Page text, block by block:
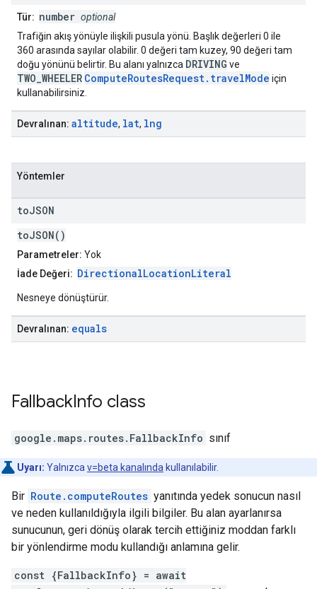
Tür: number optional
Trafiğin akış yönüyle ilişkili pusula yönü. Başlık değerleri 0 ile
360 arasında sayılar olabilir. 0 değeri tam kuzey, 90 değeri tam
doğu yönünü belirtir. Bu alanı yalnızca DRIVING ve
TWO_WHEELER ComputeRoutesRequest.travelMode için
kullanabilirsiniz.
Devralınan: altitude, lat, lng
Yöntemler
toJSON
toJSON()
Parametreler: Yok
İade Değeri: DirectionalLocationLiteral
Nesneye dönüştürür.
Devralınan: equals
FallbackInfo class
google.maps.routes. FallbackInfo sınıf
Uyarı: Yalnızcav=beta kanalında kullanılabilir.
Bir Route.computeRoutes yanıtında yedek sonucun nasıl
ve neden kullanıldığıyla ilgili bilgiler. Bu alan ayarlanırsa
sunucunun, geri dönüş olarak tercih ettiğiniz moddan farklı
bir yönlendirme modu kullandığı anlamına gelir.
const {FallbackInfo} = await